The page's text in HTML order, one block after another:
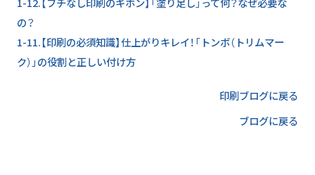
の？
1-11.【印刷の必須知識】仕上がりキレイ！「トンボ（トリムマー
ク）」の役割と正しい付け方
印刷ブログに戻る
ブログに戻る